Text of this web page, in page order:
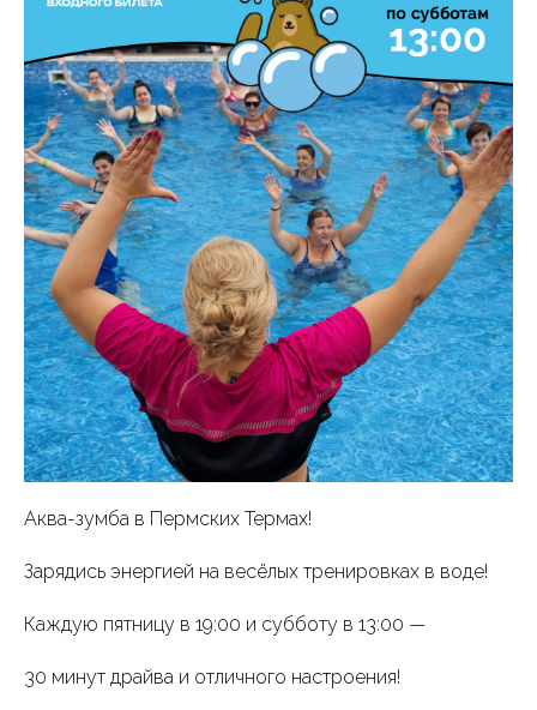
Аква-зумба в Пермских Термах!
Зарядись энергией на весёлых тренировках в воде!
Каждую пятницу в 19:00 и субботу в 13:00 —
30 минут драйва и отличного настроения!